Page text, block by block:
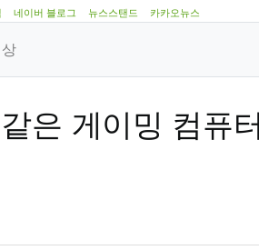
네이버 블로그 뉴스스탠드 카카오뉴스
은 게이밍 컴퓨